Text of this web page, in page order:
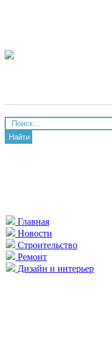
Найти
Главная
Новости
Строительство
Ремонт
Дизайн и интерьер